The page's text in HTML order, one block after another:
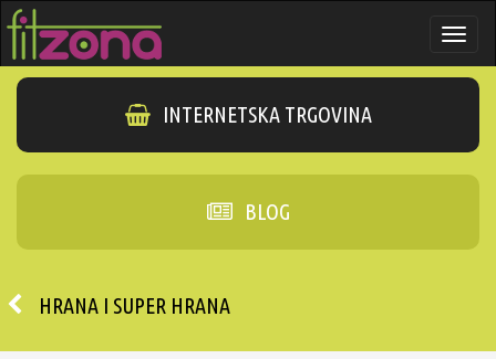
INTERNETSKA TRGOVINA
BLOG
HRANA I SUPER HRANA